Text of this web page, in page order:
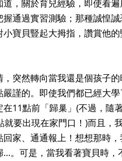
，關於育兒經驗，即使看
通過實習測驗；那種誠惶
寶貝豎起大拇指，讚賞他的
然轉向當我還是個孩子的
謹的。即使我們都已經大
11點前「歸巢」(不過，隨
要出現在家門口！)而且，
家、通通報上！想想那時
。可是，當我看著寶貝時